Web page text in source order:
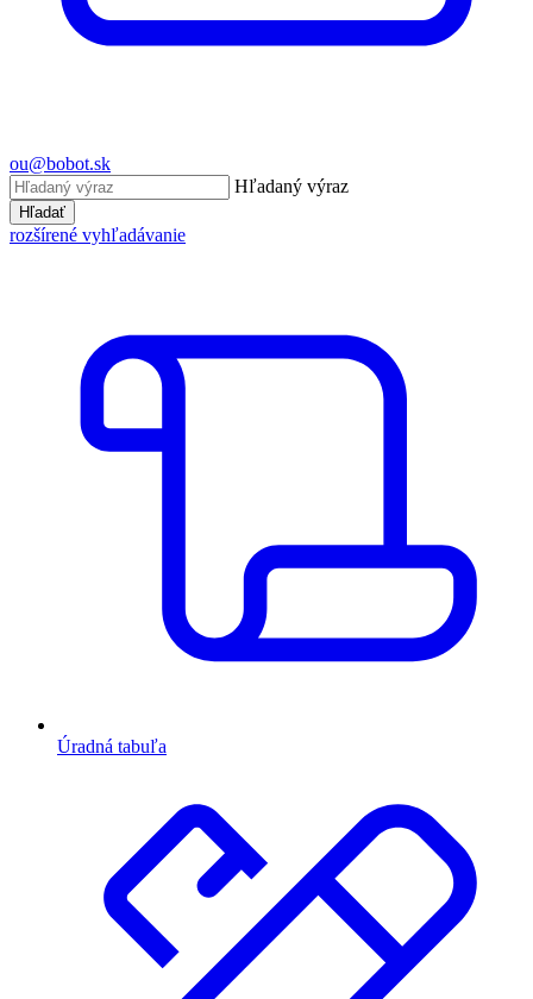
ou@bobot.sk
Hľadaný výraz
Hľadať
rozšírené vyhľadávanie
Úradná tabuľa